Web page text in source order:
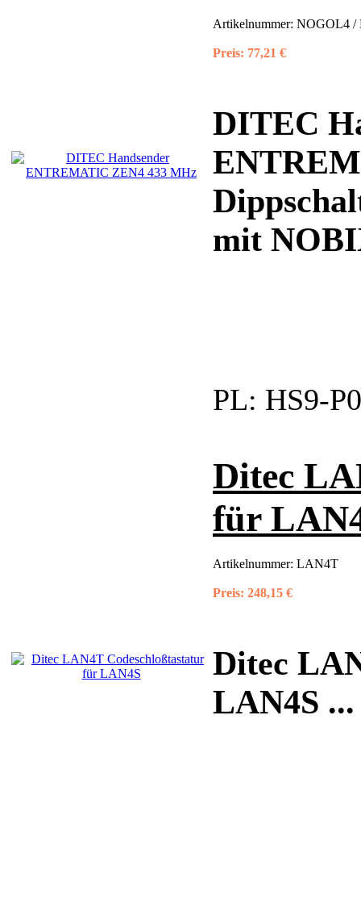
Artikelnummer: NOGOL4 /
Preis: 77,21 €
DITEC
mit
PL: HS9-
Ditec
für
Artikelnummer: LAN4T
Preis: 248,15 €
Ditec
LAN4S ...